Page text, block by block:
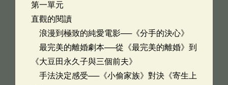
第一單元
直觀的閱讀
浪漫到極致的純愛電影──《分手的決心》
最完美的離婚劇本──從《最完美的離婚》到
《大豆田永久子與三個前夫》
手法決定感受──《小偷家族》對決《寄生上